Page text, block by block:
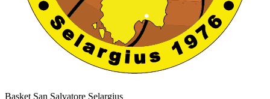
Basket San Salvatore Selargius